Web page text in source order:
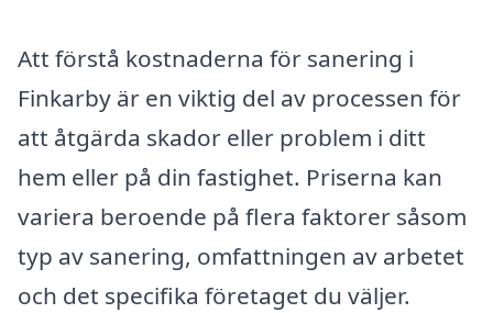
Att förstå kostnaderna för sanering i
Finkarby är en viktig del av processen för
att åtgärda skador eller problem i ditt
hem eller på din fastighet. Priserna kan
variera beroende på flera faktorer såsom
typ av sanering, omfattningen av arbetet
och det specifika företaget du väljer.